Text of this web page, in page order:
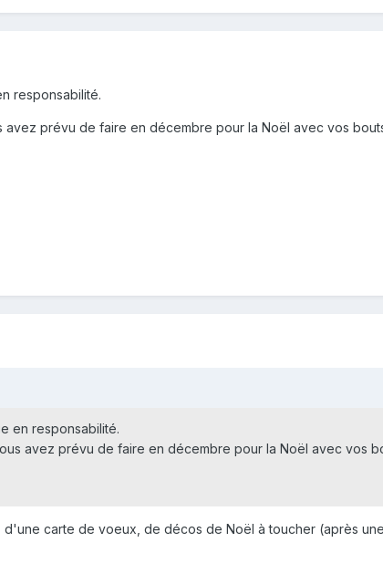
responsabilité.
prévu de faire en décembre pour la Noël avec vos
en responsabilité.
avez prévu de faire en décembre pour la Noël avec vos
carte de voeux, de décos de Noël à toucher (après